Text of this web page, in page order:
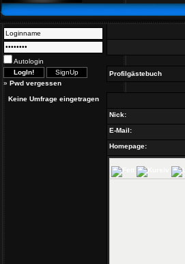
Autologin
» Pwd vergessen
Keine Umfrage eingetragen
Profilgästebuch
Nick:
E-Mail:
Homepage: